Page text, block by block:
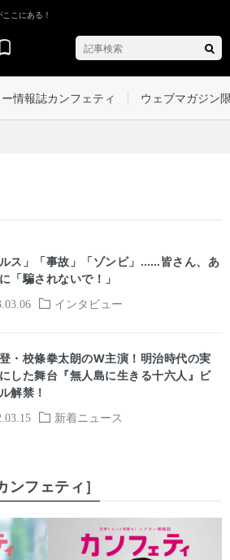
こにある！
情報誌カンフェティ ウェブマガジン
インタビュー
ルス」「事故」「ゾンビ」……皆さん、あ
「騙されないで！」
新着ニュース
・校條拳太朗のW主演！明治時代の実
した舞台『無人島に生きる十六人』ビ
解禁！
フェティ］